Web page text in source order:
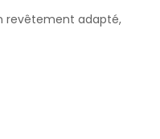
revêtement adapté,